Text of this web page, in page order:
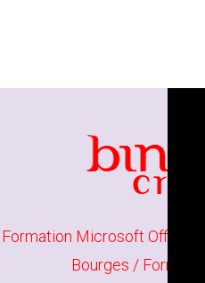
Formation Microsoft Office à
Bourges /